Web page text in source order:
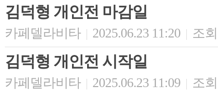
김덕형 개인전 마감일
카페델라비타 | 2025.06.23 11:20 | 조
김덕형 개인전 시작일
카페델라비타 | 2025.06.23 11:09 | 조